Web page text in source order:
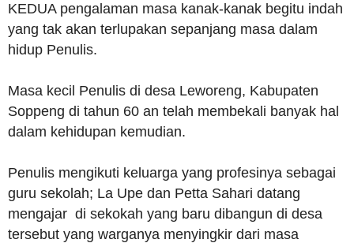
KEDUA pengalaman masa kanak-kanak begitu indah
yang tak akan terlupakan sepanjang masa dalam
hidup Penulis.
Masa kecil Penulis di desa Leworeng, Kabupaten
Soppeng di tahun 60 an telah membekali banyak hal
dalam kehidupan kemudian.
Penulis mengikuti keluarga yang profesinya sebagai
guru sekolah; La Upe dan Petta Sahari datang
mengajar di sekokah yang baru dibangun di desa
tersebut yang warganya menyingkir dari masa